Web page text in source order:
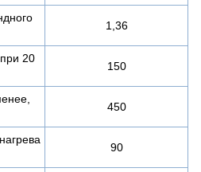
1,36
20
150
450
90